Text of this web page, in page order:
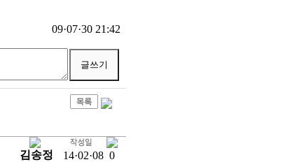
09·07·30 21:42
김송정 14·02·08 0